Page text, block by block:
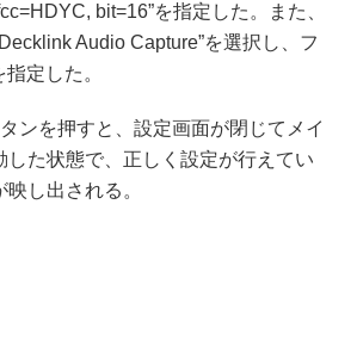
bit=16”を指定した。また、
Audio Capture”を選択し、フ
定した。
ンを押すと、設定画面が閉じてメイ
した状態で、正しく設定が行えてい
し出される。